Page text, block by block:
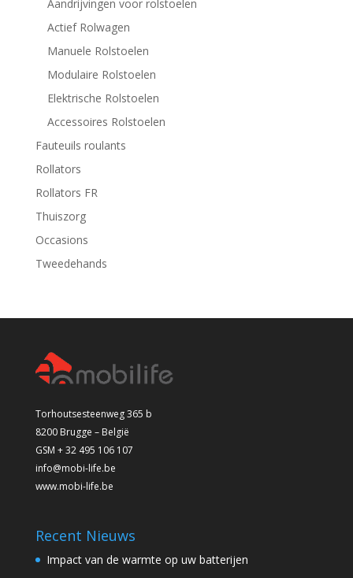
Aandrijvingen voor rolstoelen
Actief Rolwagen
Manuele Rolstoelen
Modulaire Rolstoelen
Elektrische Rolstoelen
Accessoires Rolstoelen
Fauteuils roulants
Rollators
Rollators FR
Thuiszorg
Occasions
Tweedehands
Torhoutsesteenweg 365 b
8200 Brugge – België
GSM + 32 495 106 107
info@mobi-life.be
www.mobi-life.be
Recent Nieuws
Impact van de warmte op uw batterijen